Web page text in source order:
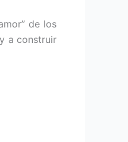
de los
a construir